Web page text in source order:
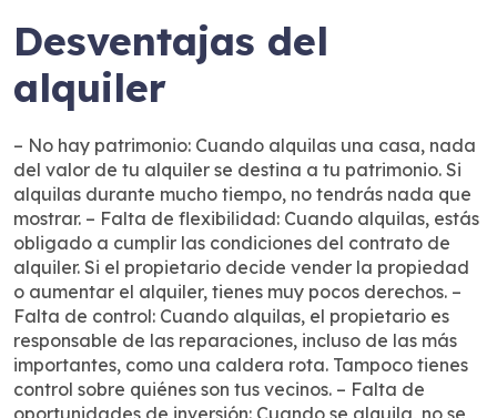
Desventajas del
alquiler
– No hay patrimonio: Cuando alquilas una casa, nada
del valor de tu alquiler se destina a tu patrimonio. Si
alquilas durante mucho tiempo, no tendrás nada que
mostrar. – Falta de flexibilidad: Cuando alquilas, estás
obligado a cumplir las condiciones del contrato de
alquiler. Si el propietario decide vender la propiedad
o aumentar el alquiler, tienes muy pocos derechos. –
Falta de control: Cuando alquilas, el propietario es
responsable de las reparaciones, incluso de las más
importantes, como una caldera rota. Tampoco tienes
control sobre quiénes son tus vecinos. – Falta de
oportunidades de inversión: Cuando se alquila, no se